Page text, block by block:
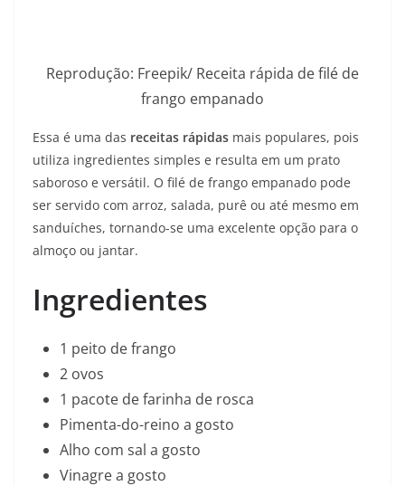
Reprodução: Freepik/ Receita rápida de filé de
frango empanado
Essa é uma das receitas rápidas mais populares, pois
utiliza ingredientes simples e resulta em um prato
saboroso e versátil. O filé de frango empanado pode
ser servido com arroz, salada, purê ou até mesmo em
sanduíches, tornando-se uma excelente opção para o
almoço ou jantar.
Ingredientes
1 peito de frango
2 ovos
1 pacote de farinha de rosca
Pimenta-do-reino a gosto
Alho com sal a gosto
Vinagre a gosto